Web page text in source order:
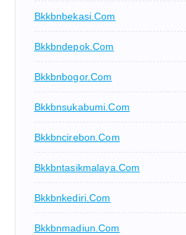
Bkkbnbekasi.com
Bkkbndepok.com
Bkkbnbogor.com
Bkkbnsukabumi.com
Bkkbncirebon.com
Bkkbntasikmalaya.com
Bkkbnkediri.com
Bkkbnmadiun.com